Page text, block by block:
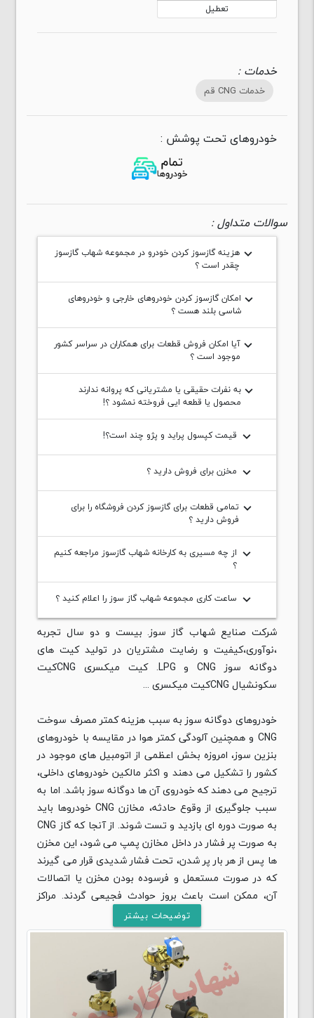
تعطیل
خدمات :
خدمات CNG قم
خودروهای تحت پوشش :
سوالات متداول :
keyboard_arrow_down هزینه گازسوز کردن خودرو در مجموعه شهاب گازسوز
چقدر است ؟
keyboard_arrow_down امکان گازسوز کردن خودروهای خارجی و خودروهای
شاسی بلند هست ؟
keyboard_arrow_down آیا امکان فروش قطعات برای همکاران در سراسر کشور
موجود است ؟
keyboard_arrow_downبه نفرات حقیقی یا مشتریانی که پروانه ندارند
محصول یا قطعه ایی فروخته نمشود ؟!
keyboard_arrow_down قیمت کپسول پراید و پژو چند است؟!
keyboard_arrow_down مخزن برای فروش دارید ؟
keyboard_arrow_down تمامی قطعات برای گازسوز کردن فروشگاه را برای
فروش دارید ؟
keyboard_arrow_down از چه مسیری به کارخانه شهاب گازسوز مراجعه کنیم
؟
keyboard_arrow_down ساعت کاری مجموعه شهاب گاز سوز را اعلام کنید ؟
شرکت صنایع شهاب گاز سوز. بیست و دو سال تجربه
،نوآوری،کیفیت و رضایت مشتریان در تولید کیت های
دوگانه سوز CNG و LPG. کیت میکسری CNGکیت
سکونشیال CNGکیت میکسری ...
خودروهای دوگانه سوز به سبب هزینه کمتر مصرف سوخت
CNG و همچنین آلودگی کمتر هوا در مقایسه با خودروهای
بنزین سوز، امروزه بخش اعظمی از اتومبیل های موجود در
کشور را تشکیل می دهند و اکثر مالکین خودروهای داخلی،
ترجیح می دهند که خودروی آن ها دوگانه سوز باشد. اما به
سبب جلوگیری از وقوع حادثه، مخازن CNG خودروها باید
به صورت دوره ای بازدید و تست شوند. از آنجا که گاز CNG
به صورت پر فشار در داخل مخازن پمپ می شود، این مخزن
ها پس از هر بار پر شدن، تحت فشار شدیدی قرار می گیرند
که در صورت مستعمل و فرسوده بودن مخزن یا اتصالات
آن، ممکن است باعث بروز حوادث فجیعی گردند. مراکز
تست مخازن گاز CNG خودرو، به همین علت راه اندازی و
آغاز به کار کرده اند که در ادامه، سایت پیک خودرو قصد
دارد تا آدرس و شماره تلفن دقیق تعدادی از مراکز تست
CNG در سراسر کشور را ارائه دهد تا رانندگان برای تست
مخازن گاز خودروی خود و گرفتن معاینه فنی خودرو، به این
مراکز مراجعه نمایند.
توضیحات بیشتر